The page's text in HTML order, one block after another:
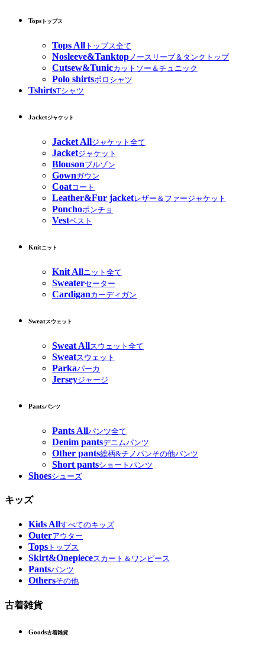
Tops トップス
Tops All トップス全て
Nosleeve&Tanktop ノースリーブ＆タンクトップ
Cutsew&Tunicカットソー＆チュニック
Polo shirtsポロシャツ
TshirtsTシャツ
Jacketジャケット
Jacket Allジャケット全て
Jacketジャケット
Blousonブルゾン
Gownガウン
Coatコート
Leather&Fur jacketレザー＆ファージャケット
Ponchoポンチョ
Vestベスト
Knitニット
Knit Allニット全て
Sweaterセーター
Cardiganカーディガン
Sweatスウェット
Sweat Allスウェット全て
Sweatスウェット
Parkaパーカ
Jerseyジャージ
Pantsパンツ
Pants Allパンツ全て
Denim pantsデニムパンツ
Other pants総柄&チノパンその他パンツ
Short pantsショートパンツ
Shoesシューズ
キッズ
Kids Allすべてのキッズ
Outerアウター
Tops トップス
Skirt&Onepieceスカート＆ワンピース
Pantsパンツ
Othersその他
古着雑貨
Goods古着雑貨